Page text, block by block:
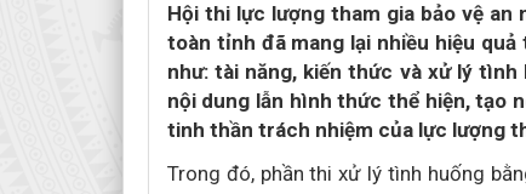
Hội thi lực lượng tham gia bảo vệ
toàn tỉnh đã mang lại nhiều hiệu
như: tài năng, kiến thức và xử lý
nội dung lẫn hình thức thể hiện, tạo
tinh thần trách nhiệm của lực lượng
Trong đó, phần thi xử lý tình huống